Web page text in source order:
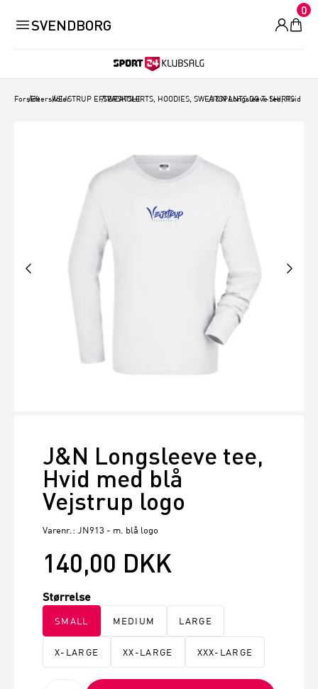
SVENDBORG
0
Forside
/Efterskoler
/VEJSTRUP EFTERSKOLE
/SWEATSHIRTS, HOODIES, SWEATSPANTS OG T-SHIRTS
/J&N Longsleeve tee, Hvid
J&N Longsleeve tee,
Hvid med blå
Vejstrup logo
Varenr.: JN913 - m. blå logo
140,00 DKK
Størrelse
SMALL MEDIUM LARGE
X-LARGE XX-LARGE XXX-LARGE